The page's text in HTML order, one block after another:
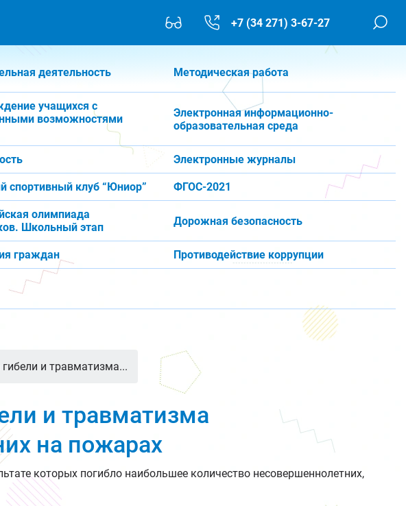
+7 (34 271) 3-67-27
деятельность Методическая работа
учащихся с
возможностями
Электронная информационно-
образовательная среда
Электронные журналы
спортивный клуб “Юниор” ФГОС-2021
олимпиада
Школьный этап
Дорожная безопасность
граждан Противодействие коррупции
и травматизма...
и травматизма
на пожарах
которых погибло наибольшее количество несовершеннолетних,